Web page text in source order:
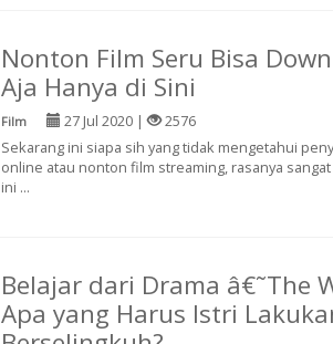
Nonton Film Seru Bisa
Aja Hanya di Sini
Film 27 Jul 2020 |
2576
Sekarang ini siapa sih yang tidak mengetahui
online atau nonton film streaming, rasanya
ini ...
Belajar dari Drama â€˜The
Apa yang Harus Istri